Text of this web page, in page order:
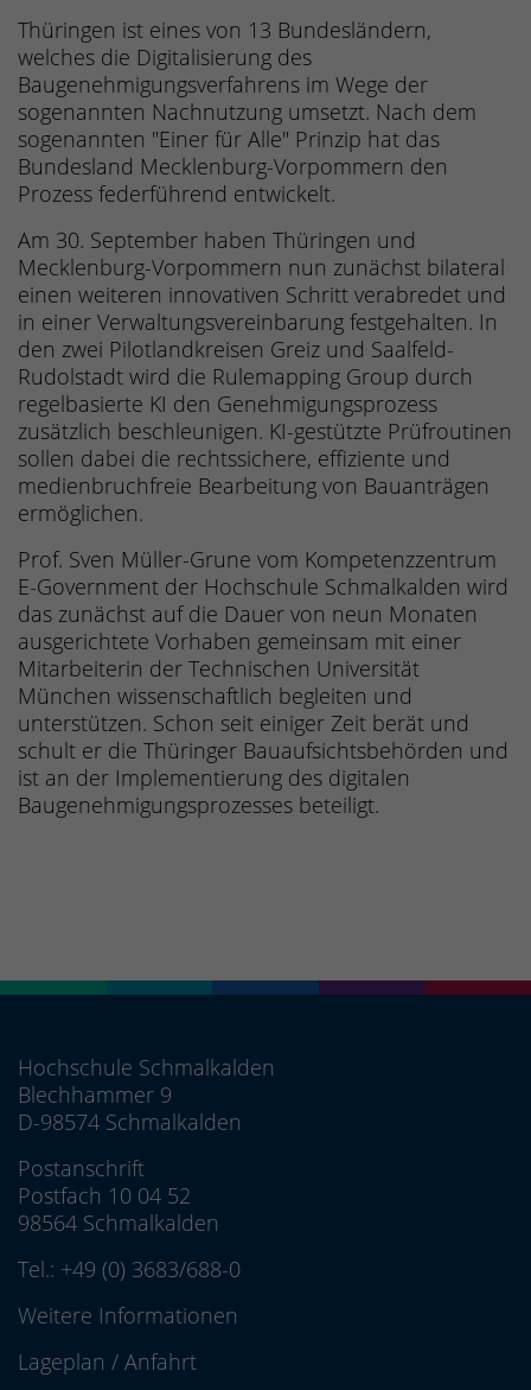
Thüringen ist eines von 13 Bundesländern,
welches die Digitalisierung des
Baugenehmigungsverfahrens im Wege der
sogenannten Nachnutzung umsetzt. Nach dem
sogenannten "Einer für Alle" Prinzip hat das
Bundesland Mecklenburg-Vorpommern den
Prozess federführend entwickelt.
Am 30. September haben Thüringen und
Mecklenburg-Vorpommern nun zunächst bilateral
einen weiteren innovativen Schritt verabredet und
in einer Verwaltungsvereinbarung festgehalten. In
den zwei Pilotlandkreisen Greiz und Saalfeld-
Rudolstadt wird die Rulemapping Group durch
regelbasierte KI den Genehmigungsprozess
zusätzlich beschleunigen. KI-gestützte Prüfroutinen
sollen dabei die rechtssichere, effiziente und
medienbruchfreie Bearbeitung von Bauanträgen
ermöglichen.
Prof. Sven Müller-Grune vom Kompetenzzentrum
E-Government der Hochschule Schmalkalden wird
das zunächst auf die Dauer von neun Monaten
ausgerichtete Vorhaben gemeinsam mit einer
Mitarbeiterin der Technischen Universität
München wissenschaftlich begleiten und
unterstützen. Schon seit einiger Zeit berät und
schult er die Thüringer Bauaufsichtsbehörden und
ist an der Implementierung des digitalen
Baugenehmigungsprozesses beteiligt.
Hochschule Schmalkalden
Blechhammer 9
D-98574 Schmalkalden
Postanschrift
Postfach 10 04 52
98564 Schmalkalden
Tel.: +49 (0) 3683/688-0
Weitere Informationen
Lageplan / Anfahrt